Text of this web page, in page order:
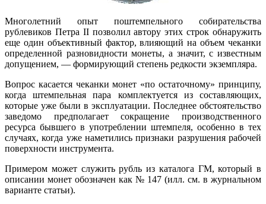
Многолетний опыт поштемпельного собирательства
рублевиков Петра II позволил автору этих строк обнаружить
еще один объективный фактор, влияющий на объем чеканки
определенной разновидности монеты, а значит, с известным
допущением, — формирующий степень редкости экземпляра.
Вопрос касается чеканки монет «по остаточному» принципу,
когда штемпельная пара комплектуется из составляющих,
которые уже были в эксплуатации. Последнее обстоятельство
заведомо предполагает сокращение производственного
ресурса бывшего в употреблении штемпеля, особенно в тех
случаях, когда уже наметились признаки разрушения рабочей
поверхности инструмента.
Примером может служить рубль из каталога ГМ, который в
описании монет обозначен как № 147 (илл. см. в журнальном
варианте статьи).